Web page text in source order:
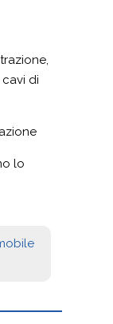
di
lo